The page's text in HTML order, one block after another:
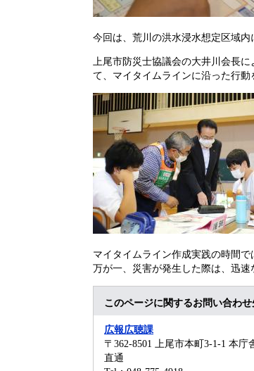
今回は、荒川の洪水浸水想定区域内
上尾市防災士協議会の大井川会長
て、マイタイムラインに沿った行動
マイタイムライン作成実践の時間
万が一、災害が発生した際は、迅速
このページに関するお問い合わせ
広報広聴課
〒362-8501
上尾市本町3-1-1 本
直通